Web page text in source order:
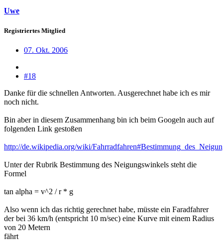
Uwe
Registriertes Mitglied
07. Okt. 2006
#18
Danke für die schnellen Antworten. Ausgerechnet habe ich es mir
noch nicht.
Bin aber in diesem Zusammenhang bin ich beim Googeln auch auf
folgenden Link gestoßen
http://de.wikipedia.org/wiki/
Unter der Rubrik Bestimmung des Neigungswinkels steht die
Formel
tan alpha = v^2 / r * g
Also wenn ich das richtig gerechnet habe, müsste ein Faradfahrer
der bei 36 km/h (entspricht 10 m/sec) eine Kurve mit einem Radius
von 20 Metern
fährt